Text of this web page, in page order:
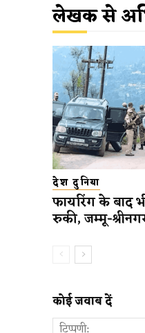
लेखक से
देश दुनिया
फायरिंग के बाद
रुकी, जम्मू-
कोई जवाब दें